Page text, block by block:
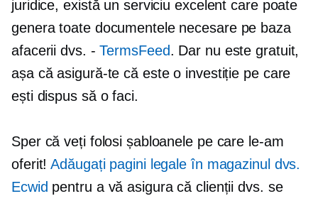
juridice, există un serviciu excelent care poate
genera toate documentele necesare pe baza
afacerii dvs. -TermsFeed. Dar nu este gratuit,
așa că asigură-te că este o investiție pe care
ești dispus să o faci.
Sper că veți folosi șabloanele pe care le-am
oferit!Adăugați pagini legale în magazinul dvs.
Ecwid pentru a vă asigura că clienții dvs. se